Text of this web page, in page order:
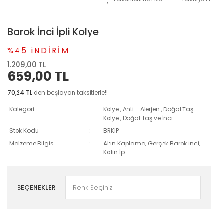
Barok İnci İpli Kolye
%45 iNDİRİM
1.209,00 TL
659,00 TL
70,24 TL den başlayan taksitlerle!!
Kategori
Kolye,Anti - Alerjen , Doğal Taş
Kolye, Doğal Taş ve İnci
Stok Kodu
BRKIP
Malzeme Bilgisi
Altın Kaplama, Gerçek Barok İnci,
Kalın İp
SEÇENEKLER